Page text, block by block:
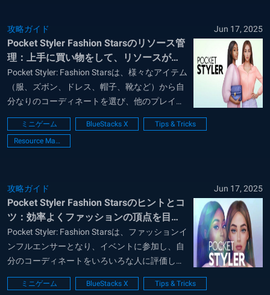
攻略ガイド Jun 17, 2025
Pocket Styler Fashion Starsのリソース管
理：上手に買い物をして、リソースが尽
きないようにしよう
Pocket Styler: Fashion Starsは、様々なアイテム
（服、ズボン、ドレス、帽子、靴など）から自
分なりのコーディネートを選び、他のプレイヤ
ーに投票して、報酬を手にいれていくゲームで
す。 好きな服やアイテムを買っていくと、すぐ
にリソース（お金やダイヤ）がなくなっていま
ミニゲーム BlueStacks X
Tips & Tricks
Resource Management Guide
攻略ガイド Jun 17, 2025
Pocket Styler Fashion Starsのヒントとコ
ツ：効率よくファッションの頂点を目指
そう！
Pocket Styler: Fashion Starsは、ファッションイ
ンフルエンサーとなり、イベントに参加し、自
分のコーディネートをいろいろな人に評価して
もらうゲームです。様々なアイテム（服、ズボ
ン、ドレス、帽子、靴など）から選ぶことがで
ミニゲーム BlueStacks X Tips & Tricks